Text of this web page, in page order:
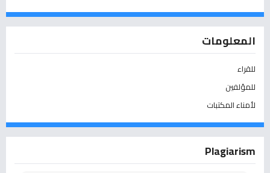
المعلومات
للقراء
للمؤلفين
لأمناء المكتبات
Plagiarism